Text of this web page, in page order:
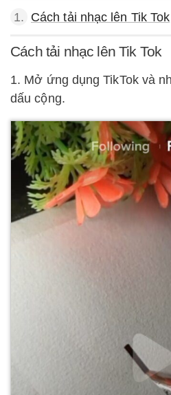
1. Cách tải nhạc lên Tik Tok
Cách tải nhạc lên Tik Tok
1. Mở ứng dụng TikTok và
dấu cộng.